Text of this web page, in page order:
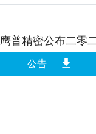
鹰普精密公布二零
公告